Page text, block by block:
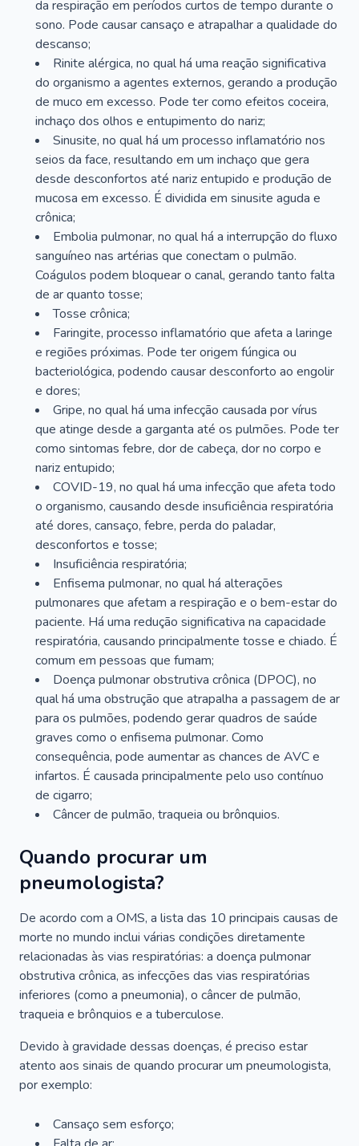
da respiração em períodos curtos de tempo durante o
sono. Pode causar cansaço e atrapalhar a qualidade do
descanso;
Rinite alérgica, no qual há uma reação significativa
do organismo a agentes externos, gerando a produção
de muco em excesso. Pode ter como efeitos coceira,
inchaço dos olhos e entupimento do nariz;
Sinusite, no qual há um processo inflamatório nos
seios da face, resultando em um inchaço que gera
desde desconfortos até nariz entupido e produção de
mucosa em excesso. É dividida em sinusite aguda e
crônica;
Embolia pulmonar, no qual há a interrupção do fluxo
sanguíneo nas artérias que conectam o pulmão.
Coágulos podem bloquear o canal, gerando tanto falta
de ar quanto tosse;
Tosse crônica;
Faringite, processo inflamatório que afeta a laringe
e regiões próximas. Pode ter origem fúngica ou
bacteriológica, podendo causar desconforto ao engolir
e dores;
Gripe, no qual há uma infecção causada por vírus
que atinge desde a garganta até os pulmões. Pode ter
como sintomas febre, dor de cabeça, dor no corpo e
nariz entupido;
COVID-19, no qual há uma infecção que afeta todo
o organismo, causando desde insuficiência respiratória
até dores, cansaço, febre, perda do paladar,
desconfortos e tosse;
Insuficiência respiratória;
Enfisema pulmonar, no qual há alterações
pulmonares que afetam a respiração e o bem-estar do
paciente. Há uma redução significativa na capacidade
respiratória, causando principalmente tosse e chiado. É
comum em pessoas que fumam;
Doença pulmonar obstrutiva crônica (DPOC), no
qual há uma obstrução que atrapalha a passagem de ar
para os pulmões, podendo gerar quadros de saúde
graves como o enfisema pulmonar. Como
consequência, pode aumentar as chances de AVC e
infartos. É causada principalmente pelo uso contínuo
de cigarro;
Câncer de pulmão, traqueia ou brônquios.
Quando procurar um
pneumologista?
De acordo com a OMS, a lista das 10 principais causas de
morte no mundo inclui várias condições diretamente
relacionadas às vias respiratórias: a doença pulmonar
obstrutiva crônica, as infecções das vias respiratórias
inferiores (como a pneumonia), o câncer de pulmão,
traqueia e brônquios e a tuberculose.
Devido à gravidade dessas doenças, é preciso estar
atento aos sinais de quando procurar um pneumologista,
por exemplo:
Cansaço sem esforço;